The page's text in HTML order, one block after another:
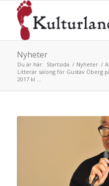
Nyheter
Du är här: Startsida / Nyheter /
Litterär salong för Gustav Öberg
2017 kl ...